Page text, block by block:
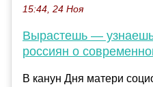
15:44, 24 Ноя
Вырастешь —
россиян о
В канун Дня матери